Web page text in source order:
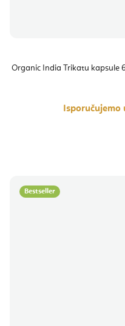
Organic India Trikatu kapsule
Isporučujemo
Bestseller